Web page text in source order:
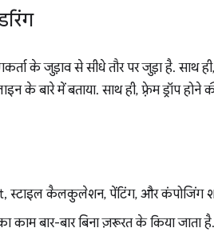
के जुड़ाव से सीधे तौर पर जुड़ा है. साथ
के बारे में बताया. साथ ही, फ़्रेम ड्रॉप
स्टाइल कैलकुलेशन, पेंटिंग, और कंपोजिंग
काम बार-बार बिना ज़रूरत के किया जाता है.